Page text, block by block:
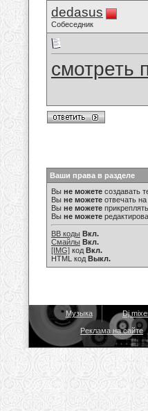
dedasus
Собеседник
смотреть
Ваши права в разделе
Вы не можете создавать
Вы не можете отвечать
Вы не можете
Вы не можете
BB коды Вкл.
Смайлы Вкл.
[IMG] код Вкл.
HTML код Выкл.
Музыка Dj
Реклама на сайте